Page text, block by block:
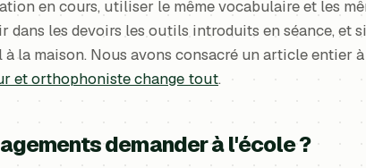
en cours, utiliser le même vocabulaire et les
dans les devoirs les outils introduits en séance, et
la maison. Nous avons consacré un article entier
et orthophoniste change tout.
demander à l'école ?